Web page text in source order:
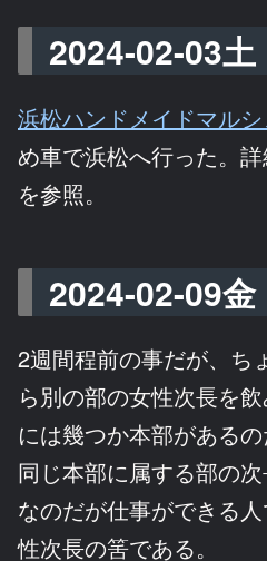
2024-02-03土
浜松ハンドメイドマル
め車で浜松へ行った。
を参照。
2024-02-09金
2週間程前の事だが、ち
ら別の部の女性次長を
には幾つか本部がある
同じ本部に属する部の
なのだが仕事ができる
性次長の筈である。